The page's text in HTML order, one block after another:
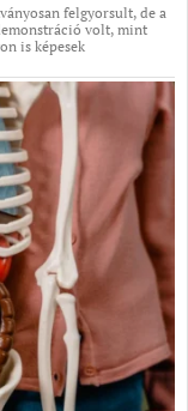
felgyorsult, de a
volt, mint
is képesek